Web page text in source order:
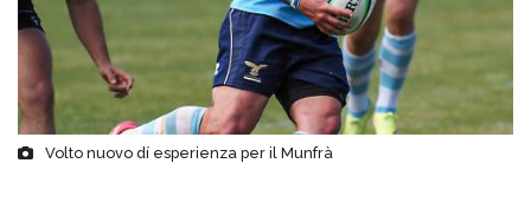
Volto nuovo dí esperienza per il Munfrà